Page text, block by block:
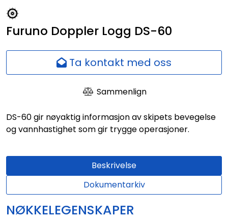
Furuno Doppler Logg DS-60
Ta kontakt med oss
Sammenlign
DS-60 gir nøyaktig informasjon av skipets bevegelse
og vannhastighet som gir trygge operasjoner.
Beskrivelse
Dokumentarkiv
NØKKELEGENSKAPER
Nettverk
Ansatte